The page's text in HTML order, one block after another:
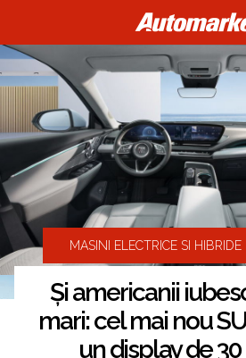
MASINI ELECTRICE SI HIBRIDE
Și americanii
mari: cel mai nou
un display de